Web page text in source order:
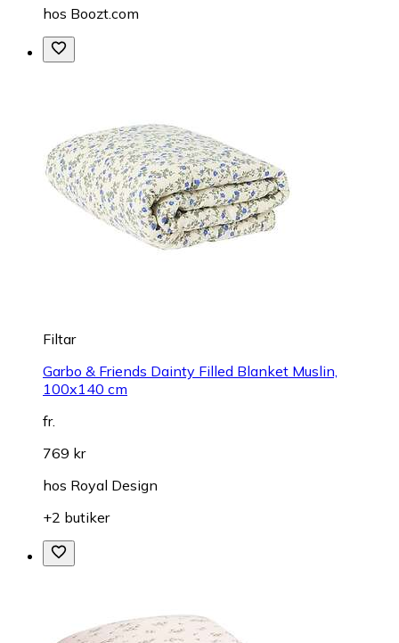
hos Boozt.com
Filtar
Garbo & Friends Dainty Filled Blanket Muslin,
100x140 cm
fr.
769 kr
hos Royal Design
+2 butiker